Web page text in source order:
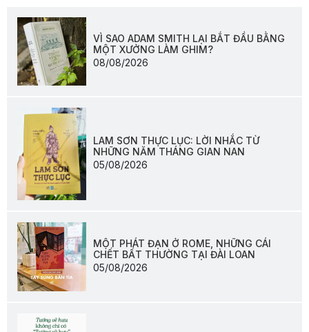
VÌ SAO ADAM SMITH LẠI BẮT ĐẦU BẰNG
MỘT XƯỞNG LÀM GHIM?
08/08/2026
LAM SƠN THỰC LỤC: LỜI NHẮC TỪ
NHỮNG NĂM THÁNG GIAN NAN
05/08/2026
MỘT PHÁT ĐẠN Ở ROME, NHỮNG CÁI
CHẾT BẤT THƯỜNG TẠI ĐÀI LOAN
05/08/2026